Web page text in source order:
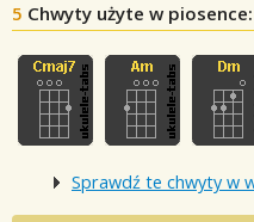
5 Chwyty użyte w piosence
Sprawdź te chwyty w